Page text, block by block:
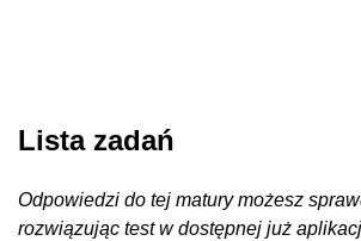
Lista zadań
Odpowiedzi do tej matury możesz
rozwiązując test w dostępnej już